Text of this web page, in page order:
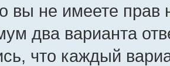
вы не имеете прав
два варианта
что каждый